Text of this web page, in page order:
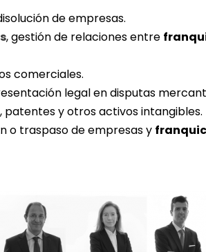
de empresas.
, gestión de relaciones entre
comerciales.
legal en disputas
patentes y otros activos intangibles.
o traspaso de empresas y